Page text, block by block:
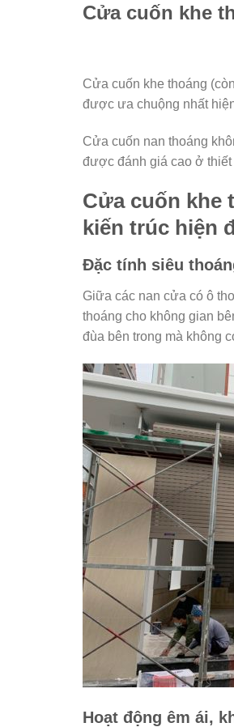
Cửa cuốn khe
Cửa cuốn khe thoáng
được ưa chuộng nhất
Cửa cuốn nan thoáng
được đánh giá cao ở thiết
Cửa cuốn khe
kiến trúc hiện
Đặc tính siêu
Giữa các nan cửa có ô
thoáng cho không gian
đùa bên trong mà không
Hoạt động êm ái,